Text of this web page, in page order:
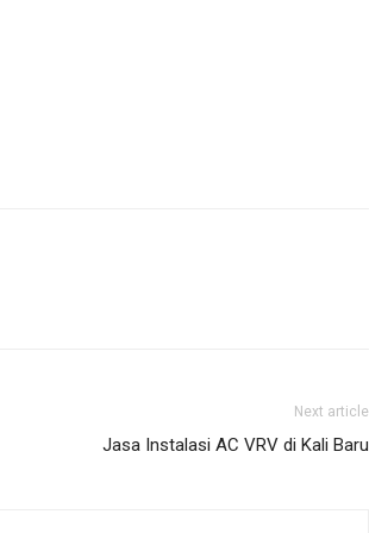
Next article
Jasa Instalasi AC VRV di Kali Baru